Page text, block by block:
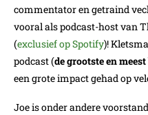
commentator en getraind
vooral als podcast-host van
(exclusief op Spotify)!
podcast (de grootste en
een grote impact gehad op
Joe is onder andere